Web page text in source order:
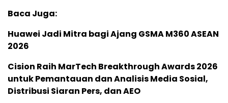
Baca Juga:
Huawei Jadi Mitra bagi Ajang GSMA M360 ASEAN
2026
Cision Raih MarTech Breakthrough Awards 2026
untuk Pemantauan dan Analisis Media Sosial,
Distribusi Siaran Pers, dan AEO